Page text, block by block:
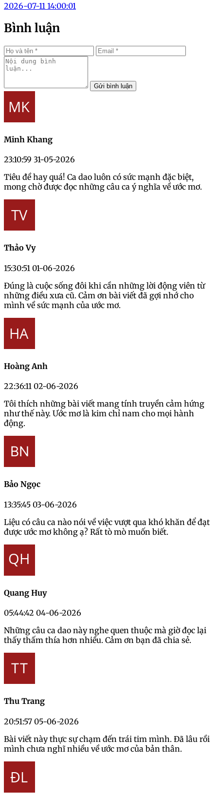
2026-07-11 14:00:01
Bình luận
Gửi bình luận
Minh Khang
23:10:59 31-05-2026
Tiêu đề hay quá! Ca dao luôn có sức mạnh đặc biệt,
mong chờ được đọc những câu ca ý nghĩa về ước mơ.
Thảo Vy
15:30:51 01-06-2026
Đúng là cuộc sống đôi khi cần những lời động viên từ
những điều xưa cũ. Cảm ơn bài viết đã gợi nhớ cho
mình về sức mạnh của ước mơ.
Hoàng Anh
22:36:11 02-06-2026
Tôi thích những bài viết mang tính truyền cảm hứng
như thế này. Ước mơ là kim chỉ nam cho mọi hành
động.
Bảo Ngọc
13:35:45 03-06-2026
Liệu có câu ca nào nói về việc vượt qua khó khăn để đạt
được ước mơ không ạ? Rất tò mò muốn biết.
Quang Huy
05:44:42 04-06-2026
Những câu ca dao này nghe quen thuộc mà giờ đọc lại
thấy thấm thía hơn nhiều. Cảm ơn bạn đã chia sẻ.
Thu Trang
20:51:57 05-06-2026
Bài viết này thực sự chạm đến trái tim mình. Đã lâu rồi
mình chưa nghĩ nhiều về ước mơ của bản thân.